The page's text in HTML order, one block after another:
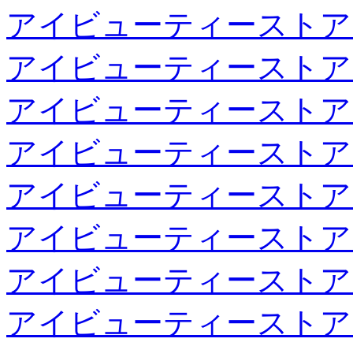
アイビューティースト
アイビューティースト
アイビューティースト
アイビューティースト
アイビューティースト
アイビューティースト
アイビューティースト
アイビューティースト